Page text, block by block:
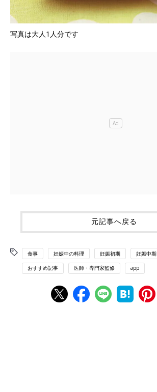
写真は大人1人分です
元記事へ戻る
食事 妊娠中の料理 妊娠初期 妊娠中期
おすすめ記事 医師・専門家監修 app